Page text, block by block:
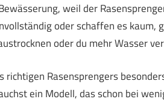
weil der
oder schaffen es kaum,
oder du mehr Wasser
richtigen Rasensprengers
ein Modell, das schon bei